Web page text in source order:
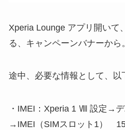
Xperia Lounge アプリ開いて
る、キャンペーンバナーから。
途中、必要な情報として、以
・IMEI：Xperia 1 Ⅷ 設定→
→IMEI（SIMスロット1）